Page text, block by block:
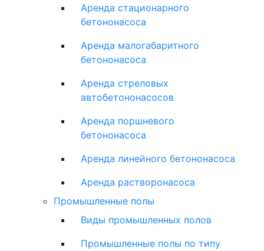
Аренда стационарного
бетононасоса
Аренда малогабаритного
бетононасоса
Аренда стреловых
автобетононасосов
Аренда поршневого
бетононасоса
Аренда линейного бетононасоса
Аренда растворонасоса
Промышленные полы
Виды промышленных полов
Промышленные полы по типу